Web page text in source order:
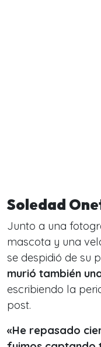
Soledad
Junto a una
mascota y una
se despidió de su
murió también
escribiendo la
post.
«He repasado